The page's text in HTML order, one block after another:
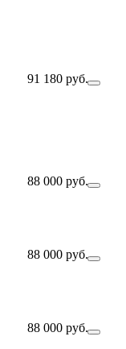
91 180 руб.
88 000 руб.
88 000 руб.
88 000 руб.